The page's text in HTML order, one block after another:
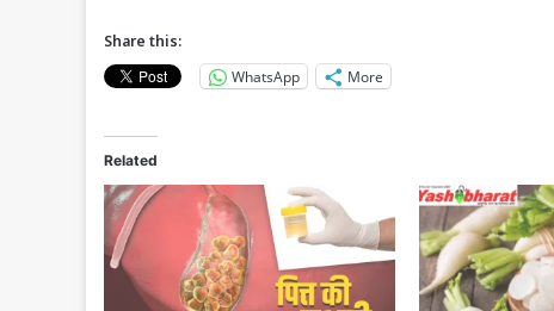
Share this:
WhatsApp
More
Related